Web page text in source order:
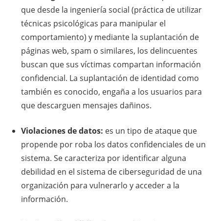
que desde la ingeniería social (práctica de utilizar
técnicas psicológicas para manipular el
comportamiento) y mediante la suplantación de
páginas web, spam o similares, los delincuentes
buscan que sus víctimas compartan información
confidencial. La suplantación de identidad como
también es conocido, engaña a los usuarios para
que descarguen mensajes dañinos.
Violaciones de datos: es un tipo de ataque que
propende por roba los datos confidenciales de un
sistema. Se caracteriza por identificar alguna
debilidad en el sistema de ciberseguridad de una
organización para vulnerarlo y acceder a la
información.